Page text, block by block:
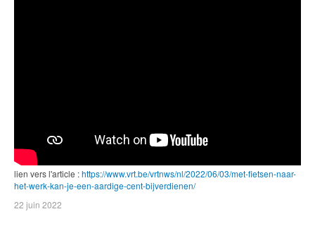
lien vers l'article :https://www.vrt.be/vrtnws/nl/2022/06/03/met-fietsen-naar-
het-werk-kan-je-een-aardige-cent-bijverdienen/
22 juin 2022